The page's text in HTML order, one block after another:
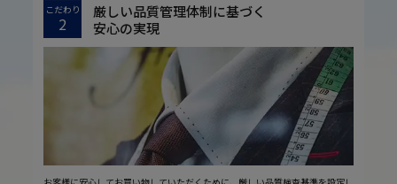
こだわり
2
厳しい品質管理体制に基づく
安心の実現